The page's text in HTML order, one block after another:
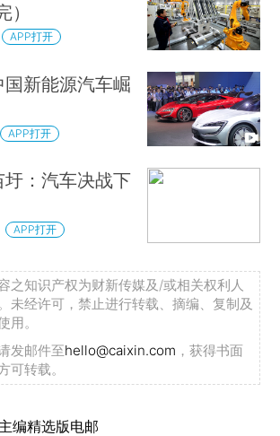
APP打开
新能源汽车崛
APP打开
：汽车决战下
APP打开
之知识产权为财新传媒及/或相关权利人
未经许可，禁止进行转载、摘编、复制及
用。
发邮件至hello@caixin.com ，获得书面
可转载。
编精选版电邮